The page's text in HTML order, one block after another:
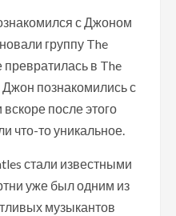
с Джоном
группу The
превратилась в The
познакомились с
после этого
что-то уникальное.
стали известными
уже был одним из
музыкантов